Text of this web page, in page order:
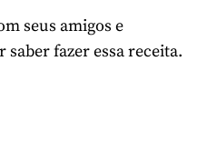
seus amigos e
fazer essa receita.